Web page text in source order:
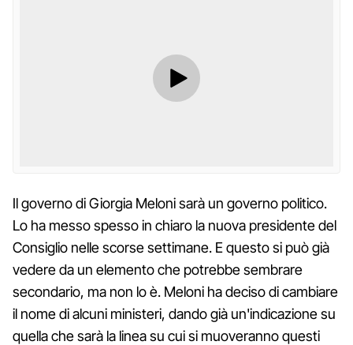
Il governo di Giorgia Meloni sarà un governo politico.
Lo ha messo spesso in chiaro la nuova presidente del
Consiglio nelle scorse settimane. E questo si può già
vedere da un elemento che potrebbe sembrare
secondario, ma non lo è. Meloni ha deciso di cambiare
il nome di alcuni ministeri, dando già un'indicazione su
quella che sarà la linea su cui si muoveranno questi